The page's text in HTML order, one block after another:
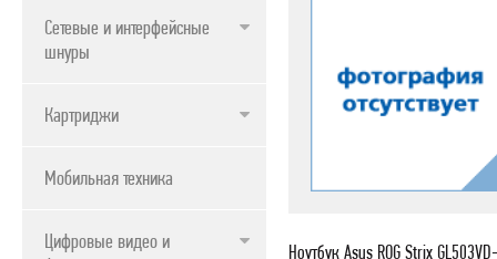
Сетевые и интерфейсные
шнуры
Картриджи
Мобильная техника
Цифровые видео и
Ноутбук Asus ROG Strix GL503VD-